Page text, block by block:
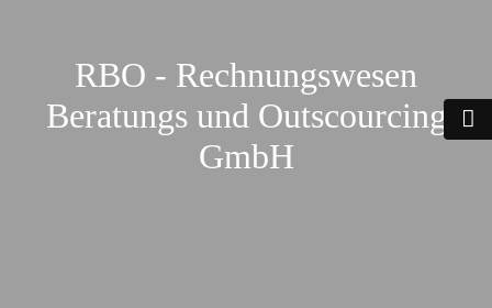
RBO - Rechnungswesen
Beratungs und Outscourcing
GmbH